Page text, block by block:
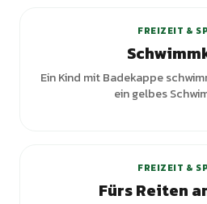
FREIZEIT &
Ein Kind mit Badekappe
ein gelbes
FREIZEIT &
Fürs Reiten